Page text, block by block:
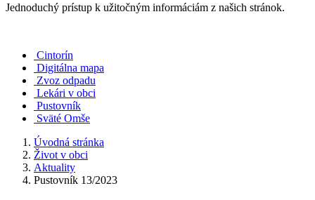
Jednoduchý prístup k užitočným informáciám z našich stránok.
Cintorín
Digitálna mapa
Zvoz odpadu
Lekári v obci
Pustovník
Sväté Omše
Úvodná stránka
Život v obci
Aktuality
Pustovník 13/2023